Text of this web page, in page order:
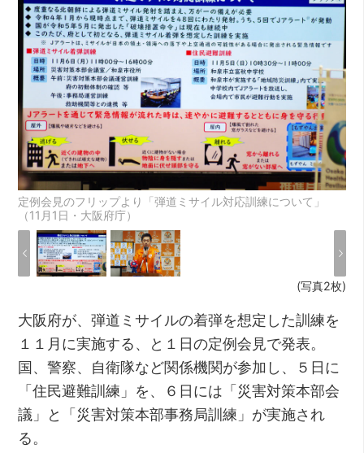
定例会見のフリップより「弾道ミサイル対応訓練について」
（11月1日・大阪府庁）
(写真2枚)
大阪府が、弾道ミサイルの着弾を想定した訓練を
１１月に実施する、と１日の定例会見で発表。
国、警察、自衛隊など関係機関が参加し、５日に
「住民避難訓練」を、６日には「災害対策本部会
議」と「災害対策本部事務局訓練」が実施され
る。